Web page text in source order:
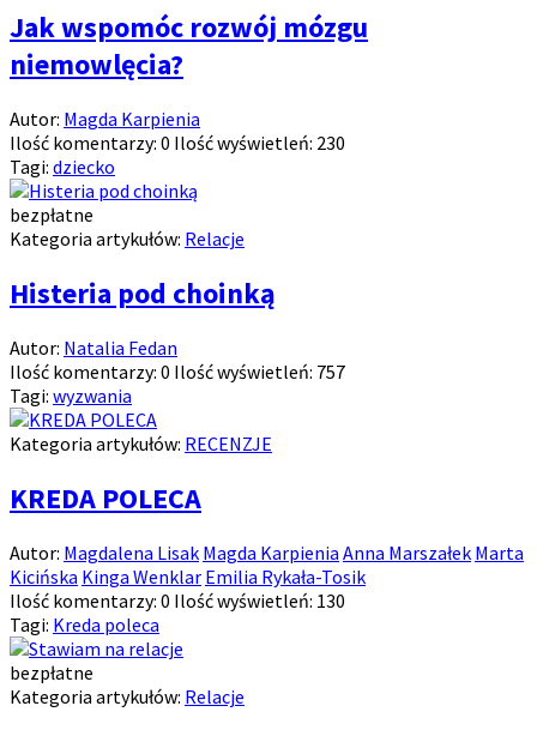
Jak wspomóc rozwój mózgu
niemowlęcia?
Autor: Magda Karpienia
Ilość komentarzy: 0 Ilość wyświetleń: 230
Tagi: dziecko
bezpłatne
Kategoria artykułów: Relacje
Histeria pod choinką
Autor: Natalia Fedan
Ilość komentarzy: 0 Ilość wyświetleń: 757
Tagi: wyzwania
Kategoria artykułów: RECENZJE
KREDA POLECA
Autor: Magdalena Lisak Magda Karpienia Anna Marszałek Marta
Kicińska Kinga Wenklar Emilia Rykała-Tosik
Ilość komentarzy: 0 Ilość wyświetleń: 130
Tagi: Kreda poleca
bezpłatne
Kategoria artykułów: Relacje